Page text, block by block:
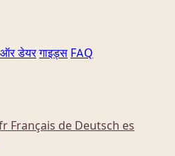
डेयरगाइड्स FAQ
Français de Deutsch es